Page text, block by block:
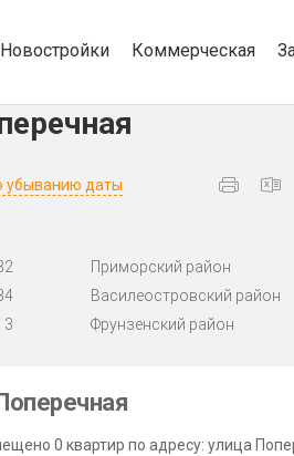
Новостройки Коммерческая
убыванию даты
Приморский район
Василеостровский район
3 Фрунзенский район
0 квартир по адресу: улица